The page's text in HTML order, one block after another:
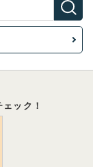
ック！